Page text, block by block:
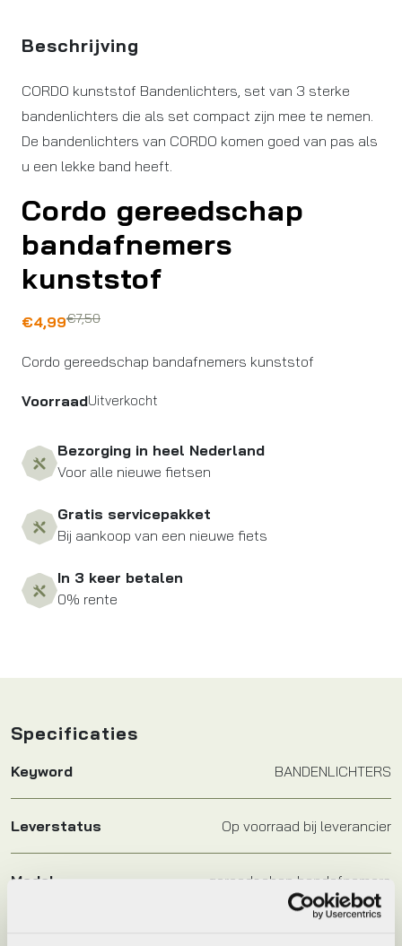
Beschrijving
CORDO kunststof Bandenlichters, set van 3 sterke
bandenlichters die als set compact zijn mee te nemen.
De bandenlichters van CORDO komen goed van pas als
u een lekke band heeft.
Cordo gereedschap
bandafnemers
kunststof
€7,50
Oorspronkelijke
was:
€7,50.
€4,99
Huidige
is:
€4,99.
Cordo gereedschap bandafnemers kunststof
VoorraadUitverkocht
Bezorging in heel Nederland
Voor alle nieuwe fietsen
Gratis servicepakket
Bij aankoop van een nieuwe fiets
In 3 keer betalen
0% rente
Specificaties
Keyword BANDENLICHTERS
Leverstatus Op voorraad bij leverancier
Model gereedschap bandafnemers